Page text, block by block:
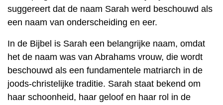
suggereert dat de naam Sarah werd beschouwd als
een naam van onderscheiding en eer.
In de Bijbel is Sarah een belangrijke naam, omdat
het de naam was van Abrahams vrouw, die wordt
beschouwd als een fundamentele matriarch in de
joods-christelijke traditie. Sarah staat bekend om
haar schoonheid, haar geloof en haar rol in de